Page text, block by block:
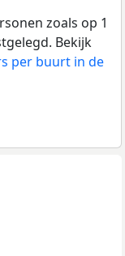
zoals op 1
Bekijk
per buurt in de